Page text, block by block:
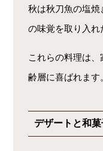
秋は秋刀魚の塩
の味覚を取り入れ
これらの料理は
齢層に喜ばれます
デザートと和菓